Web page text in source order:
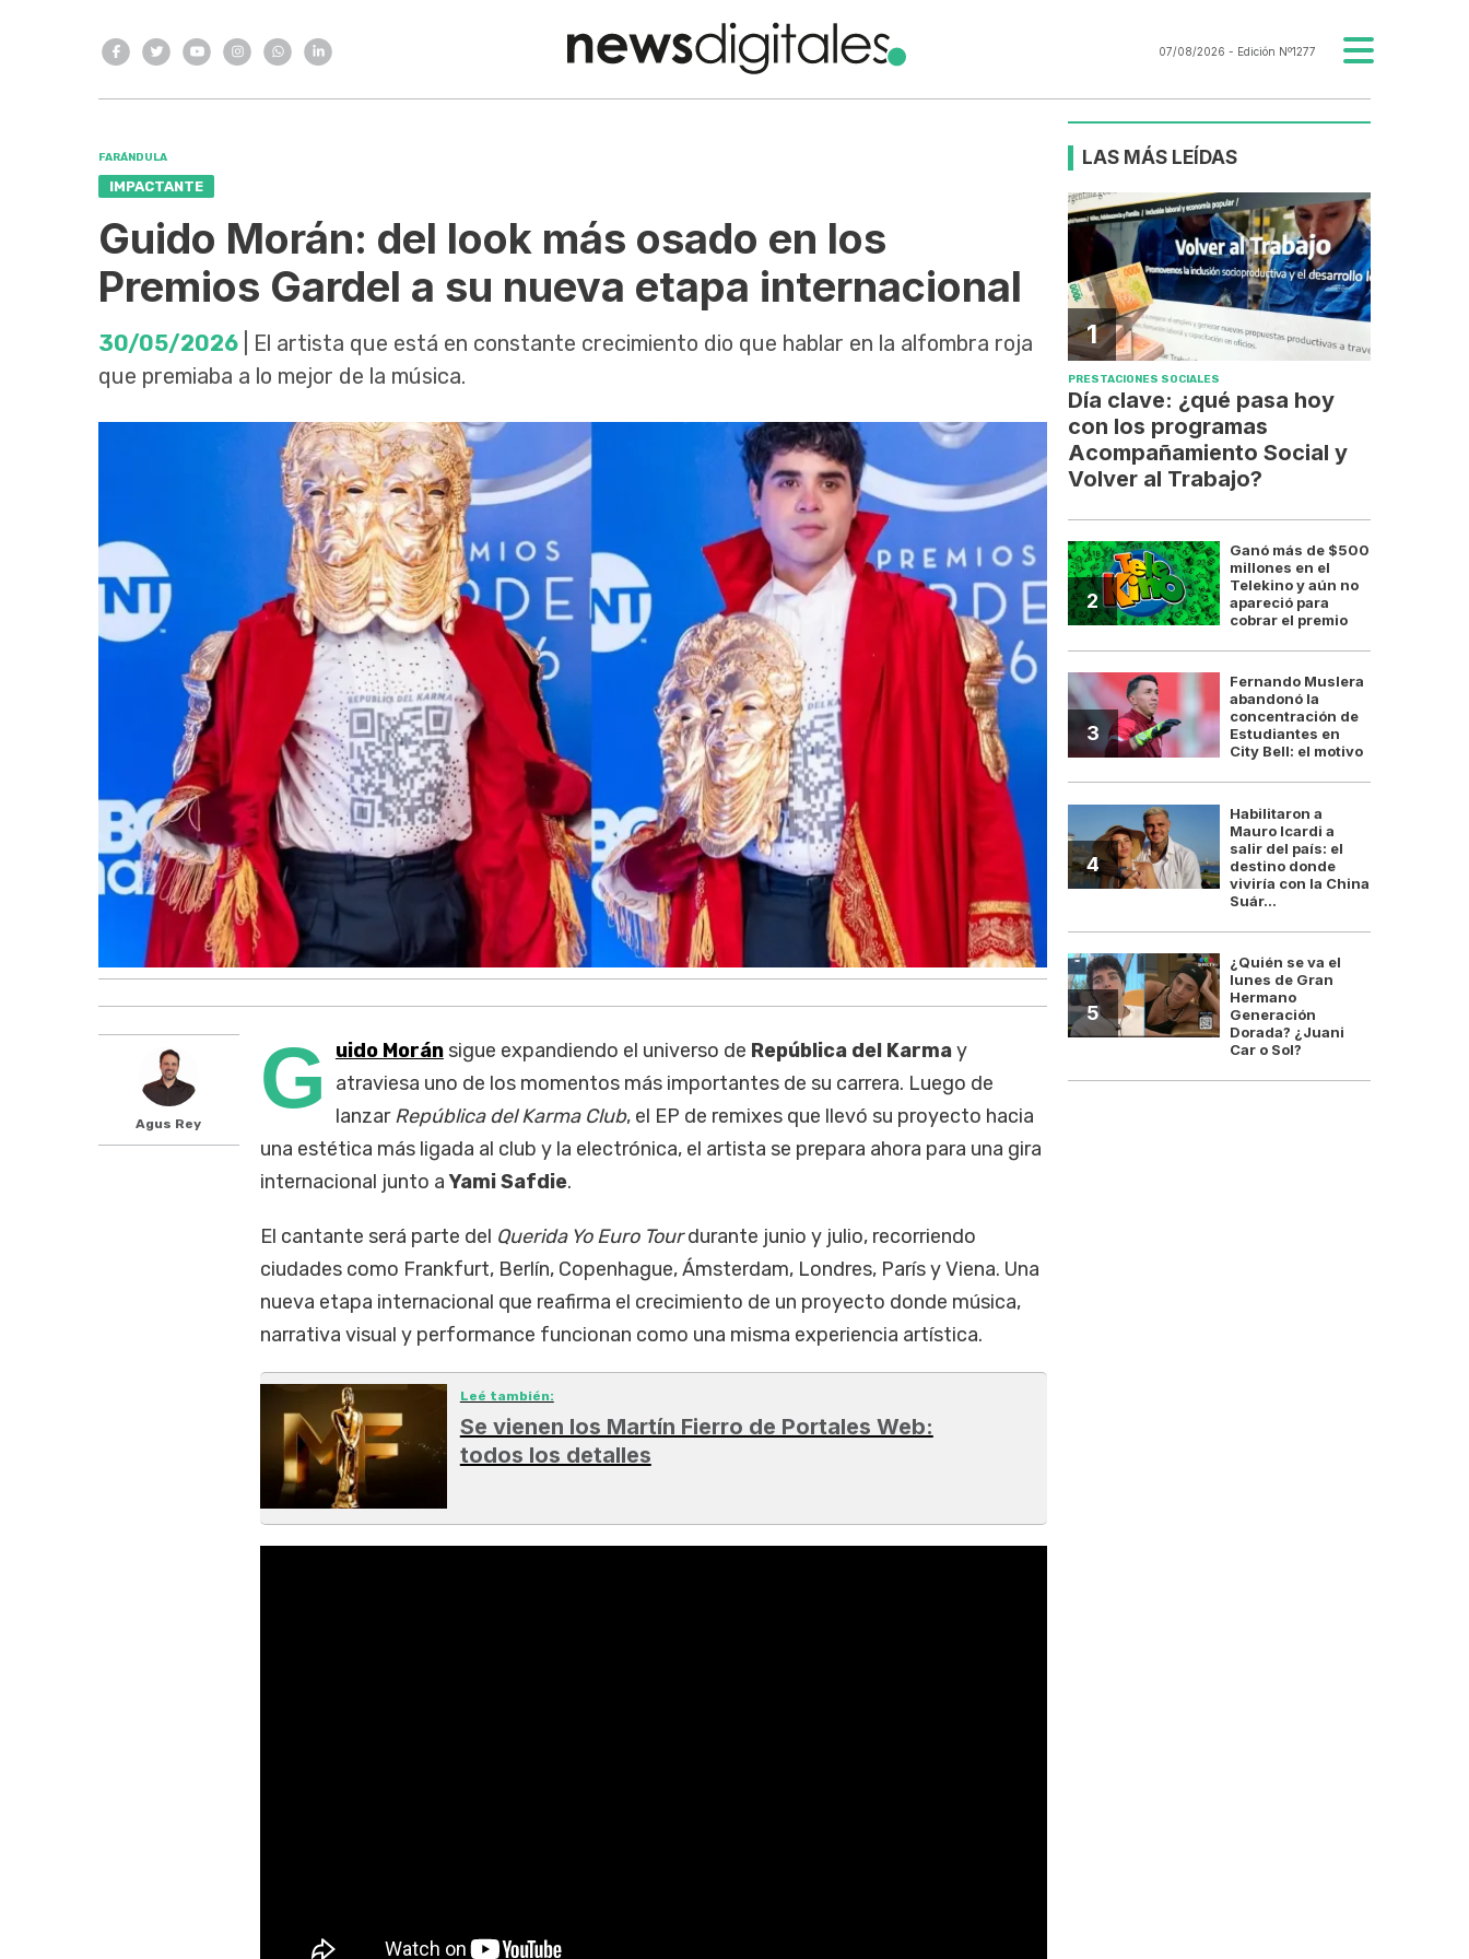
07/08/2026 - Edición Nº1277
FARÁNDULA
IMPACTANTE
Guido Morán: del look más osado en los
Premios Gardel a su nueva etapa internacional
30/05/2026 | El artista que está en constante crecimiento dio que hablar en la alfombra roja
que premiaba a lo mejor de la música.
Agus Rey G uido Moránsigue expandiendo el universo de República del Karmay
atraviesa uno de los momentos más importantes de su carrera. Luego de
lanzarRepública del Karma Club, el EP de remixes que llevó su proyecto hacia
una estética más ligada al club y la electrónica, el artista se prepara ahora para una gira
internacional junto aYami Safdie.
El cantante será parte del Querida Yo Euro Tourdurante junio y julio, recorriendo
ciudades como Frankfurt, Berlín, Copenhague, Ámsterdam, Londres, París y Viena. Una
nueva etapa internacional que reafirma el crecimiento de un proyecto donde música,
narrativa visual y performance funcionan como una misma experiencia artística.
Leé también:
Se vienen los Martín Fierro de Portales Web:
todos los detalles
LAS MÁS LEÍDAS
1
PRESTACIONES SOCIALES
Día clave: ¿qué pasa hoy
con los programas
Acompañamiento Social y
Volver al Trabajo?
2
Ganó más de $500
millones en el
Telekino y aún no
apareció para
cobrar el premio
3
Fernando Muslera
abandonó la
concentración de
Estudiantes en
City Bell: el motivo
4
Habilitaron a
Mauro Icardi a
salir del país: el
destino donde
viviría con la China
Suár...
5
¿Quién se va el
lunes de Gran
Hermano
Generación
Dorada? ¿Juani
Car o Sol?